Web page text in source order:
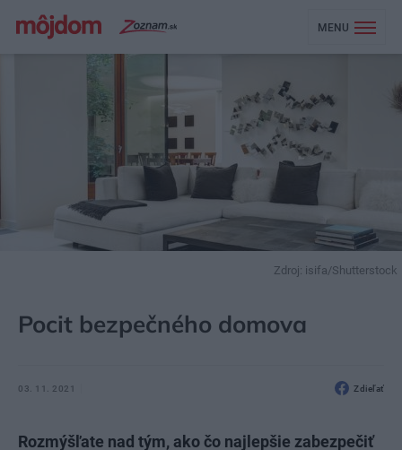
MENU
Zdroj: isifa/Shutterstock
Pocit bezpečného domova
03. 11. 2021 Zdieľať
Rozmýšľate nad tým, ako čo najlepšie zabezpečiť